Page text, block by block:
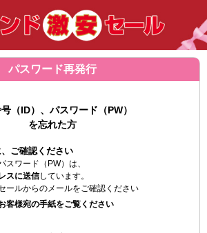
パスワード再発行
（ID）、パスワード（PW）
を忘れた方
ご確認ください
スワード（PW）は、
スに送信しています。
ールからのメールをご確認ください
客様宛の手紙をご覧ください